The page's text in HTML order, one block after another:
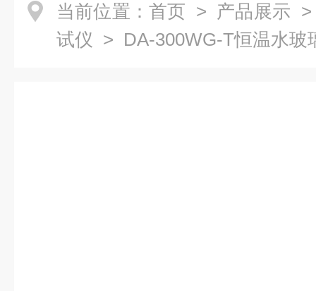
当前位置： 首页 > 产品展示
试仪 > DA-300WG-T恒温水玻